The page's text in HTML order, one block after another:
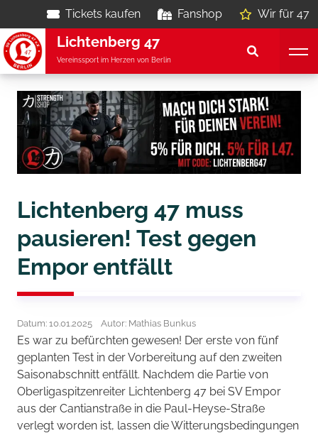
Tickets kaufen Fanshop Wir für 47
Lichtenberg 47
Vereinssport im Herzen von Berlin
Lichtenberg 47 muss
pausieren! Test gegen
Empor entfällt
Datum: 10.01.2025 Autor: Mathias Bunkus
Es war zu befürchten gewesen! Der erste von fünf
geplanten Test in der Vorbereitung auf den zweiten
Saisonabschnitt entfällt. Nachdem die Partie von
Oberligaspitzenreiter Lichtenberg 47 bei SV Empor
aus der Cantianstraße in die Paul-Heyse-Straße
verlegt worden ist, lassen die Witterungsbedingungen